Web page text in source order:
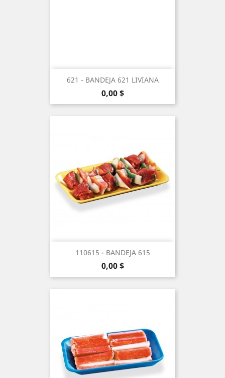
621 - BANDEJA 621 LIVIANA
Precio
0,00 $
110615 - BANDEJA 615
Precio
0,00 $